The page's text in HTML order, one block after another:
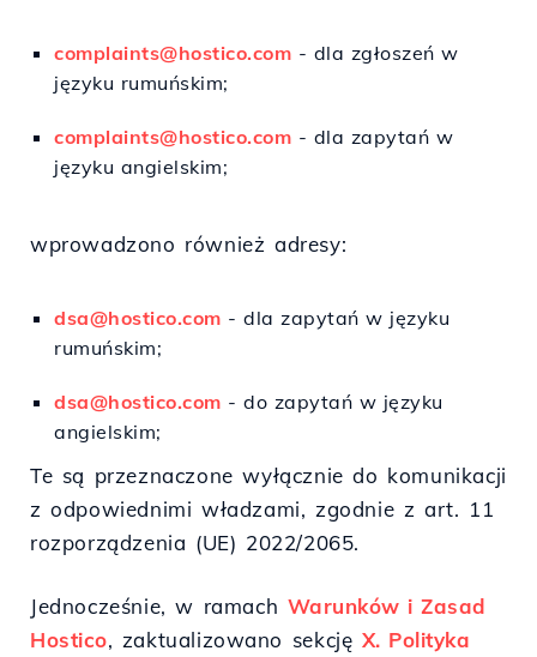
complaints@hostico.com - dla zgłoszeń w
języku rumuńskim;
complaints@hostico.com - dla zapytań w
języku angielskim;
wprowadzono również adresy:
dsa@hostico.com - dla zapytań w języku
rumuńskim;
dsa@hostico.com - do zapytań w języku
angielskim;
Te są przeznaczone wyłącznie do komunikacji
z odpowiednimi władzami, zgodnie z art. 11
rozporządzenia (UE) 2022/2065.
Jednocześnie, w ramach Warunków i Zasad
Hostico, zaktualizowano sekcję X. Polityka